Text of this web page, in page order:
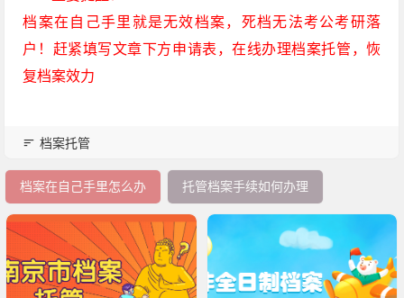
档案在自己手里就是无效档案，死档无法考公考研落
户！赶紧填写文章下方申请表，在线办理档案托管，恢
复档案效力
档案托管
档案在自己手里怎么办 托管档案手续如何办理